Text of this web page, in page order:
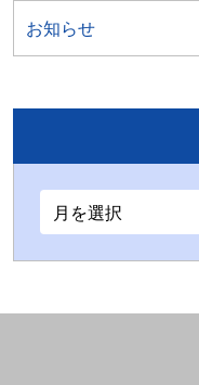
お知らせ